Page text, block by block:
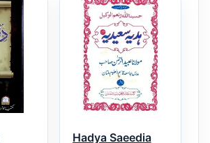
Hadya Saeedia